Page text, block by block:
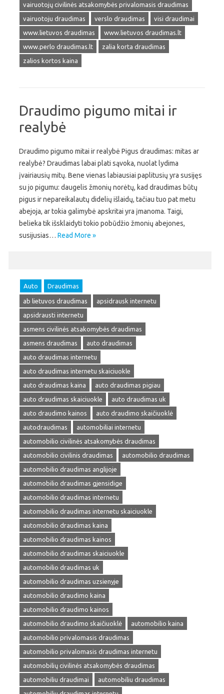
vairuotojų civilinės atsakomybės privalomasis draudimas
vairuotoju draudimas
verslo draudimas
visi draudimai
www.lietuvos draudimas
www.lietuvos draudimas.lt
www.perlo draudimas.lt
zalia korta draudimas
zalios kortos kaina
Draudimo pigumo mitai ir
realybė
Draudimo pigumo mitai ir realybė Pigus draudimas: mitas ar
realybė? Draudimas labai plati sąvoka, nuolat lydima
įvairiausių mitų. Bene vienas labiausiai paplitusių yra susijęs
su jo pigumu: daugelis žmonių norėtų, kad draudimas būtų
pigus ir nepareikalautų didelių išlaidų, tačiau tuo pat metu
abejoja, ar tokia galimybė apskritai yra įmanoma. Taigi,
belieka tik išsklaidyti tokio pobūdžio žmonių abejones,
susijusias… Read More »
Auto Draudimas
ab lietuvos draudimas
apsidrausk internetu
apsidrausti internetu
asmens civilinės atsakomybės draudimas
asmens draudimas
auto draudimas
auto draudimas internetu
auto draudimas internetu skaiciuokle
auto draudimas kaina
auto draudimas pigiau
auto draudimas skaiciuokle
auto draudimas uk
auto draudimo kainos
auto draudimo skaičiuoklė
autodraudimas
automobiliai internetu
automobilio civilinės atsakomybės draudimas
automobilio civilinis draudimas
automobilio draudimas
automobilio draudimas anglijoje
automobilio draudimas gjensidige
automobilio draudimas internetu
automobilio draudimas internetu skaiciuokle
automobilio draudimas kaina
automobilio draudimas kainos
automobilio draudimas skaiciuokle
automobilio draudimas uk
automobilio draudimas uzsienyje
automobilio draudimo kaina
automobilio draudimo kainos
automobilio draudimo skaičiuoklė
automobilio kaina
automobilio privalomasis draudimas
automobilio privalomasis draudimas internetu
automobilių civilinės atsakomybės draudimas
automobiliu draudimai
automobiliu draudimas